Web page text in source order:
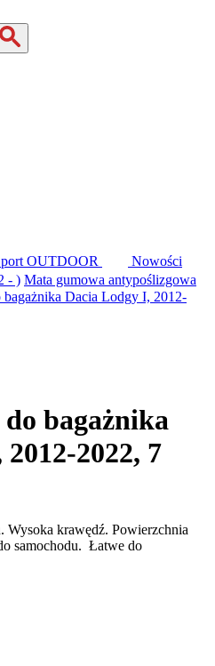
OUTDOOR
Nowości
- ) Mata gumowa antypoślizgowa
bagażnika Dacia Lodgy I, 2012-
bagażnika
2022, 7
Wysoka krawędź. Powierzchnia
samochodu. Łatwe do